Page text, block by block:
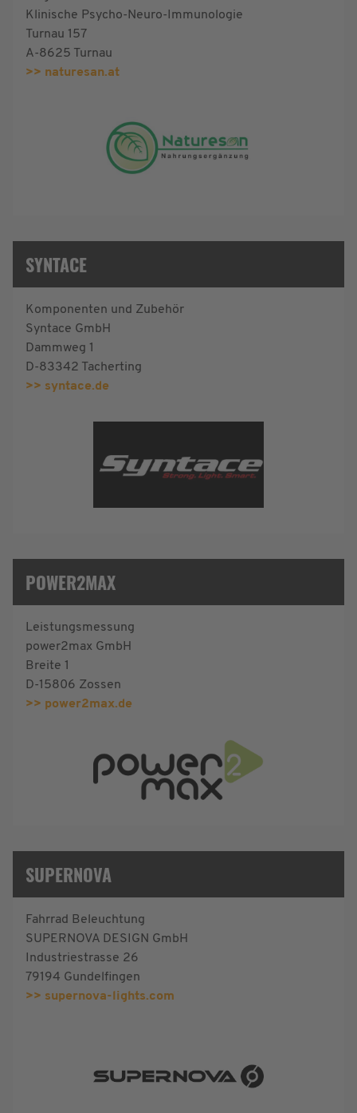
Klinische Psycho-Neuro-Immunologie
Turnau 157
A-8625 Turnau
>> naturesan.at
SYNTACE
Komponenten und Zubehör
Syntace GmbH
Dammweg 1
D-83342 Tacherting
>> syntace.de
POWER2MAX
Leistungsmessung
power2max GmbH
Breite 1
D-15806 Zossen
>> power2max.de
SUPERNOVA
Fahrrad Beleuchtung
SUPERNOVA DESIGN GmbH
Industriestrasse 26
79194 Gundelfingen
>> supernova-lights.com